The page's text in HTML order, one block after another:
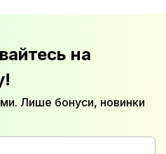
на
Лише бонуси, новинки